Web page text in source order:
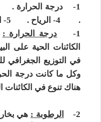
1-
. 4- الرياح . 5- الضوء . 6- التربة .
1-
درجة الحرارة :
الكائنات الحية على
في التوزيع الجغرافي
وكل ما كانت درجة
هناك تنوع في الكائنات
2- الرطوبة : هي